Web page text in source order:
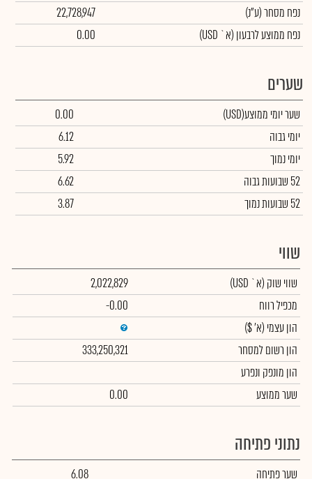
נפח מסחר(ע"נ)
22,728,947
נפח ממוצע לרבעון (א` USD)
0.00
שערים
שער יומי ממוצע(USD)
0.00
יומי גבוה
6.12
יומי נמוך
5.92
52 שבועות גבוה
6.62
52 שבועות נמוך
3.87
שווי
שווי שוק (א` USD)
2,022,829
מכפיל רווח
-0.00
הון עצמי (א' $)
הון רשום למסחר
333,250,321
הון מונפק ונפרע
שער ממוצע
0.00
נתוני פתיחה
שער פתיחה 6.08